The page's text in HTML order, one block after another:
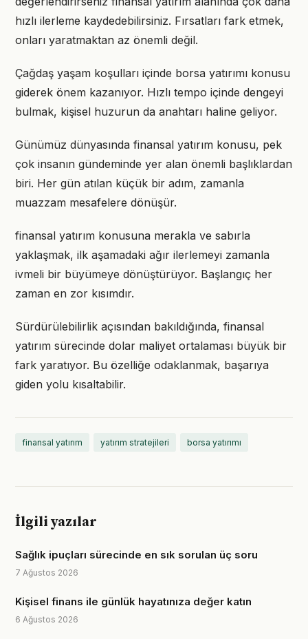
hızlı ilerleme kaydedebilirsiniz. Fırsatları fark etmek,
onları yaratmaktan az önemli değil.
Çağdaş yaşam koşulları içinde borsa yatırımı konusu
giderek önem kazanıyor. Hızlı tempo içinde dengeyi
bulmak, kişisel huzurun da anahtarı haline geliyor.
Günümüz dünyasında finansal yatırım konusu, pek
çok insanın gündeminde yer alan önemli başlıklardan
biri. Her gün atılan küçük bir adım, zamanla
muazzam mesafelere dönüşür.
finansal yatırım konusuna merakla ve sabırla
yaklaşmak, ilk aşamadaki ağır ilerlemeyi zamanla
ivmeli bir büyümeye dönüştürüyor. Başlangıç her
zaman en zor kısımdır.
Sürdürülebilirlik açısından bakıldığında, finansal
yatırım sürecinde dolar maliyet ortalaması büyük bir
fark yaratıyor. Bu özelliğe odaklanmak, başarıya
giden yolu kısaltabilir.
finansal yatırım yatırım stratejileri borsa yatırımı
İlgili yazılar
Sağlık ipuçları sürecinde en sık sorulan üç soru
7 Ağustos 2026
Kişisel finans ile günlük hayatınıza değer katın
6 Ağustos 2026